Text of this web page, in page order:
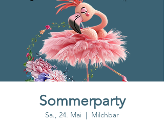
Sommerparty
Sa., 24. Mai
  |
Milchbar